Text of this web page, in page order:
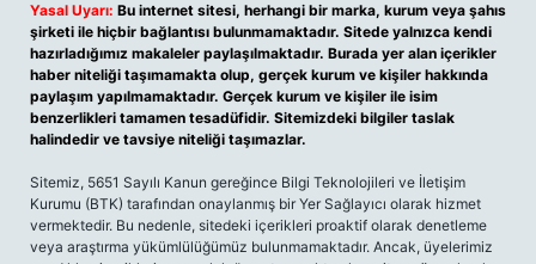
Yasal Uyarı: Bu internet sitesi, herhangi bir marka, kurum veya şahıs
şirketi ile hiçbir bağlantısı bulunmamaktadır. Sitede yalnızca kendi
hazırladığımız makaleler paylaşılmaktadır. Burada yer alan içerikler
haber niteliği taşımamakta olup, gerçek kurum ve kişiler hakkında
paylaşım yapılmamaktadır. Gerçek kurum ve kişiler ile isim
benzerlikleri tamamen tesadüfidir. Sitemizdeki bilgiler taslak
halindedir ve tavsiye niteliği taşımazlar.
Sitemiz, 5651 Sayılı Kanun gereğince Bilgi Teknolojileri ve İletişim
Kurumu (BTK) tarafından onaylanmış bir Yer Sağlayıcı olarak hizmet
vermektedir. Bu nedenle, sitedeki içerikleri proaktif olarak denetleme
veya araştırma yükümlülüğümüz bulunmamaktadır. Ancak, üyelerimiz